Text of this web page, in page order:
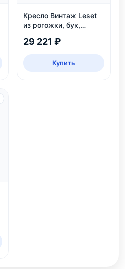
Кресло Винтаж Leset
из рогожки, бук,
интернет-магазине
29 221 ₽
Купить